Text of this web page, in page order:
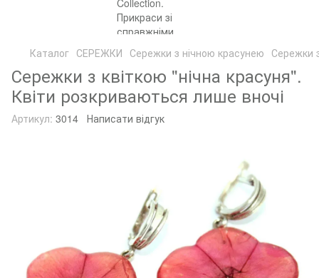
Каталог СЕРЕЖКИ Сережки з нічною красунею Сережки
Сережки з квіткою "нічна красуня".
Квіти розкриваються лише вночі
Артикул: 3014 Написати відгук